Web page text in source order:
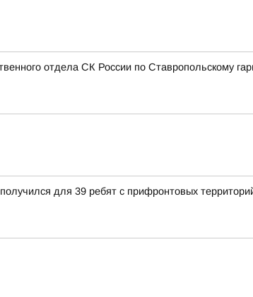
отдела СК России по Ставропольскому
для 39 ребят с прифронтовых